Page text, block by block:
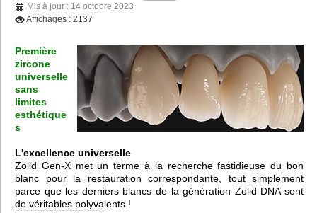
Mis à jour : 14 octobre 2023
Affichages : 2137
Première
zircone
universelle
sans
limites
esthétique
s
L'excellence universelle
Zolid Gen-X met un terme à la recherche fastidieuse du bon
blanc pour la restauration correspondante, tout simplement
parce que les derniers blancs de la génération Zolid DNA sont
de véritables polyvalents !